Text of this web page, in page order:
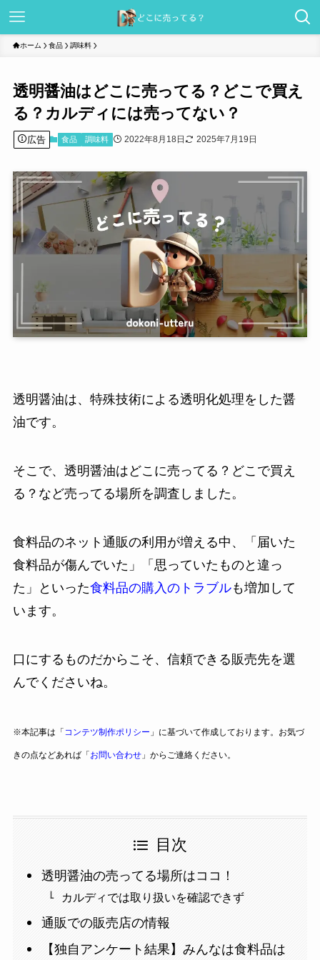
ホーム 食品 調味料
透明醤油はどこに売ってる？どこで買え
る？カルディには売ってない？
広告 食品 調味料 2022年8月18日 2025年7月19日
透明醤油は、特殊技術による透明化処理をした醤
油です。
そこで、透明醤油はどこに売ってる？どこで買え
る？など売ってる場所を調査しました。
食料品のネット通販の利用が増える中、「届いた
食料品が傷んでいた」「思っていたものと違っ
た」といった食料品の購入のトラブルも増加して
います。
口にするものだからこそ、信頼できる販売先を選
んでくださいね。
※本記事は「 コンテツ制作ポリシー 」に基づいて作成しております。お気づ
きの点などあれば「お問い合わせ」からご連絡ください。
目次
透明醤油の売ってる場所はココ！
カルディでは取り扱いを確認できず
通販での販売店の情報
【独自アンケート結果】みんなは食料品は